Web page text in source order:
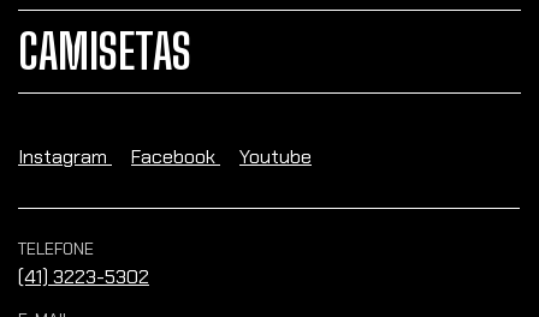
CAMISETAS
Instagram Facebook Youtube
TELEFONE
(41) 3223-5302